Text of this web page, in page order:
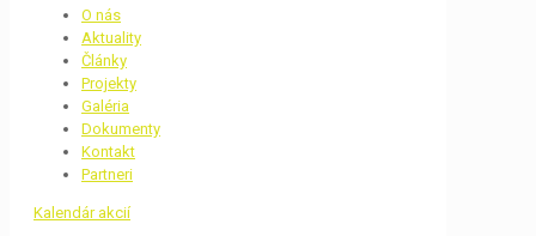
O nás
Aktuality
Články
Projekty
Galéria
Dokumenty
Kontakt
Partneri
Kalendár akcií